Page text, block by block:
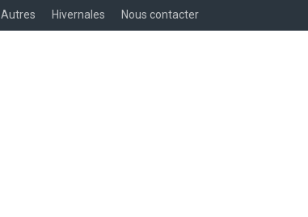
Autres Hivernales Nous contacter